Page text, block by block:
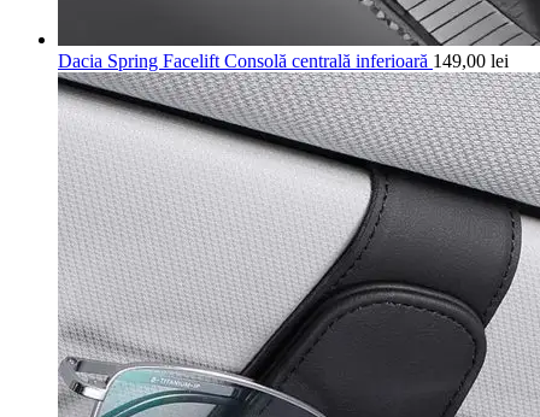
Dacia Spring Facelift Consolă centrală inferioară 149,00 lei